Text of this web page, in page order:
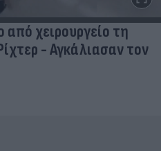
από χειρουργείο τη
- Αγκάλιασαν τον